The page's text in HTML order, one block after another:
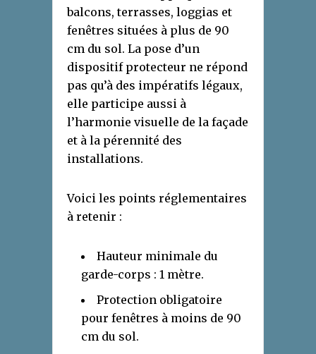
balcons, terrasses, loggias et
fenêtres situées à plus de 90
cm du sol. La pose d’un
dispositif protecteur ne répond
pas qu’à des impératifs légaux,
elle participe aussi à
l’harmonie visuelle de la façade
et à la pérennité des
installations.
Voici les points réglementaires
à retenir :
Hauteur minimale du
garde-corps : 1 mètre.
Protection obligatoire
pour fenêtres à moins de 90
cm du sol.